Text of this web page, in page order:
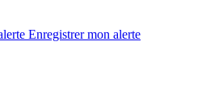
Enregistrermon alerte